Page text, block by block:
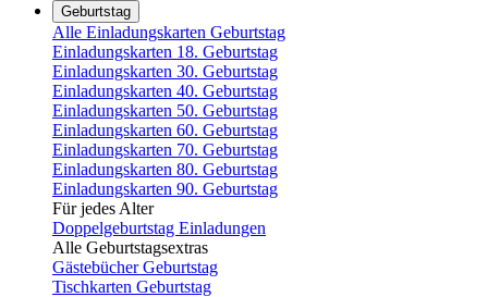
Geburtstag
Alle Einladungskarten Geburtstag
Einladungskarten 18. Geburtstag
Einladungskarten 30. Geburtstag
Einladungskarten 40. Geburtstag
Einladungskarten 50. Geburtstag
Einladungskarten 60. Geburtstag
Einladungskarten 70. Geburtstag
Einladungskarten 80. Geburtstag
Einladungskarten 90. Geburtstag
Für jedes Alter
Doppelgeburtstag Einladungen
Alle Geburtstagsextras
Gästebücher Geburtstag
Tischkarten Geburtstag